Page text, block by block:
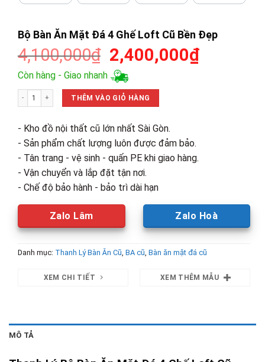
Bộ Bàn Ăn Mặt Đá 4 Ghế Loft Cũ Bền Đẹp
4,100,000₫ Giá
gốc
là:
4,100,000₫.
2,400,000₫Giá
Còn hàng - Giao nhanh
Bộ Bàn Ăn Mặt Đá 4 Ghế Loft Cũ Bền Đẹp số lượng
THÊM VÀO GIỎ HÀNG
- Kho đồ nội thất cũ lớn nhất Sài Gòn.
- Sản phẩm chất lượng luôn được đảm bảo.
- Tân trang - vệ sinh - quấn PE khi giao hàng.
- Vận chuyển và lắp đặt tận nơi.
- Chế độ bảo hành - bảo trì dài hạn
Zalo Lâm Zalo Hoà
Danh mục: Thanh Lý Bàn Ăn Cũ BA cũ Bàn ăn mặt đá cũ
XEM CHI TIẾT XEM THÊM MẪU
MÔ TẢ